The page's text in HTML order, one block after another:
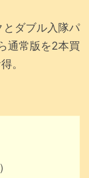
ダブル入隊パ
通常版を2本買
。